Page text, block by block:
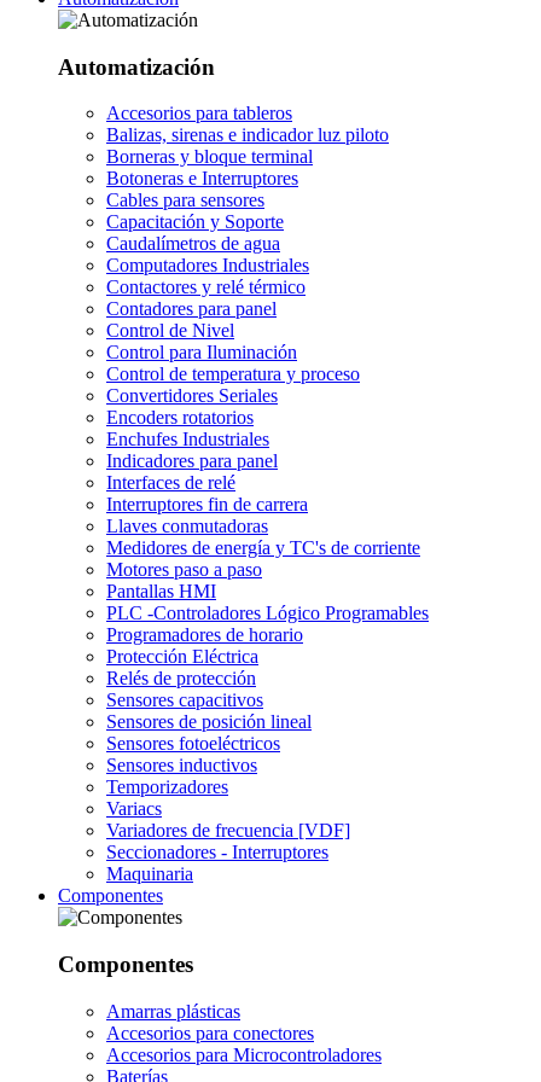
Automatización
Accesorios para tableros
Balizas, sirenas e indicador luz piloto
Borneras y bloque terminal
Botoneras e Interruptores
Cables para sensores
Capacitación y Soporte
Caudalímetros de agua
Computadores Industriales
Contactores y relé térmico
Contadores para panel
Control de Nivel
Control para Iluminación
Control de temperatura y proceso
Convertidores Seriales
Encoders rotatorios
Enchufes Industriales
Indicadores para panel
Interfaces de relé
Interruptores fin de carrera
Llaves conmutadoras
Medidores de energía y TC's de corriente
Motores paso a paso
Pantallas HMI
PLC -Controladores Lógico Programables
Programadores de horario
Protección Eléctrica
Relés de protección
Sensores capacitivos
Sensores de posición lineal
Sensores fotoeléctricos
Sensores inductivos
Temporizadores
Variacs
Variadores de frecuencia [VDF]
Seccionadores - Interruptores
Maquinaria
Componentes
Componentes
Amarras plásticas
Accesorios para conectores
Accesorios para Microcontroladores
Baterías